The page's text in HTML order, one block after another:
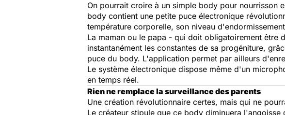
On pourrait croire à un simple body pour nourrisson
body contient une petite puce électronique
température corporelle, son niveau
La maman ou le papa - qui doit obligatoirement
instantanément les constantes de sa progéniture,
puce du body. L'application permet par ailleurs
Le système électronique dispose même d'un
en temps réel.
Rien ne remplace la surveillance des parents
Une création révolutionnaire certes, mais qui ne
Le créateur stipule que ce body diminuera